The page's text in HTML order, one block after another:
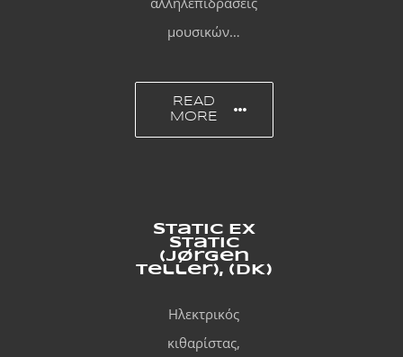
μουσικών…
READ
MORE
Static Ex
Static
(Jørgen
Teller), (DK)
Hλεκτρικός
κιθαρίστας,